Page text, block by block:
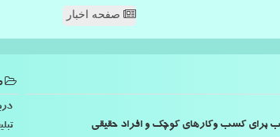
صفحه اخبار
برای کسب وکارهای کوچک و افراد حقیقی